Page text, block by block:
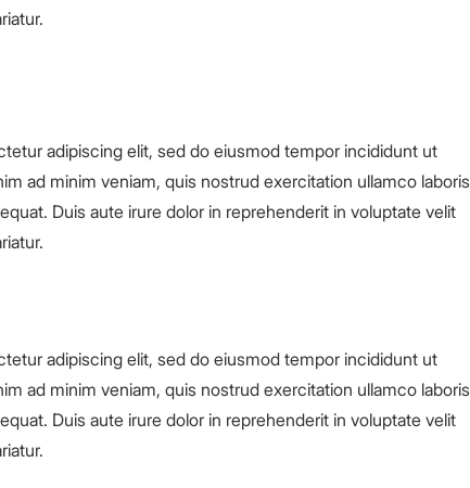
adipiscing elit, sed do eiusmod tempor incididunt ut
ad minim veniam, quis nostrud exercitation ullamco laboris
Duis aute irure dolor in reprehenderit in voluptate velit
adipiscing elit, sed do eiusmod tempor incididunt ut
ad minim veniam, quis nostrud exercitation ullamco laboris
Duis aute irure dolor in reprehenderit in voluptate velit